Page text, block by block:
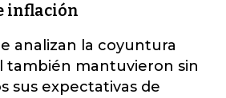
inflación
analizan la coyuntura
también mantuvieron sin
sus expectativas de